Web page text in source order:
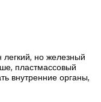
но железный
пластмассовый
внутренние органы,